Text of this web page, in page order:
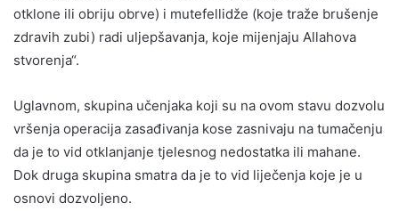
otklone ili obriju obrve) i mutefellidže (koje traže brušenje
zdravih zubi) radi uljepšavanja, koje mijenjaju Allahova
stvorenja“.
Uglavnom, skupina učenjaka koji su na ovom stavu dozvolu
vršenja operacija zasađivanja kose zasnivaju na tumačenju
da je to vid otklanjanje tjelesnog nedostatka ili mahane.
Dok druga skupina smatra da je to vid liječenja koje je u
osnovi dozvoljeno.